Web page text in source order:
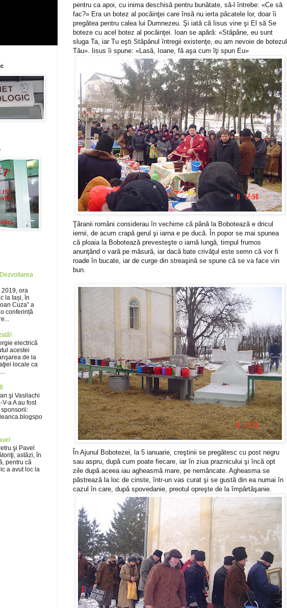
pentru ca apoi, cu inima deschisă pentru bunătate, să-l întrebe: «Ce să
fac?» Era un botez al pocăinţei care însă nu ierta păcatele lor, doar îi
pregătea pentru calea lui Dumnezeu. Şi iată că Iisus vine şi El să Se
boteze cu acel botez al pocăinţei. Ioan se apără: «Stăpâne, eu sunt
sluga Ta, iar Tu eşti Stăpânul întregii existenţe, eu am nevoie de botezul
Tău». Iisus îi spune: «Lasă, Ioane, fă aşa cum îţi spun Eu»
Ţăranii români considerau în vechime că până la Bobotează e dricul
iernii, de acum crapă gerul şi iarna e pe ducă. În popor se mai spunea
că ploaia la Bobotează prevesteşte o iarnă lungă, timpul frumos
anunţând o vară pe măsură, iar dacă bate crivăţul este semn că vor fi
roade în bucate, iar de curge din streaşină se spune că se va face vin
bun.
În Ajunul Bobotezei, la 5 ianuarie, creştinii se pregătesc cu post negru
sau aspru, după cum poate fiecare, iar în ziua praznicului şi încă opt
zile după aceea iau agheasmă mare, pe nemâncate. Agheasma se
păstrează la loc de cinste, într-un vas curat şi se gustă din ea numai în
cazul în care, după spovedanie, preotul opreşte de la împărtăşanie.
ora
la Iași, în
Cuza” a
conferință
electrică
acestei
de la
locale ca
şi Vasilachi
a A au fost
şi Pavel
astăzi, în
pentru că
a avut loc la